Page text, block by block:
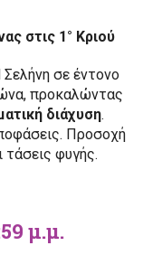
στις 1° Κριού
σε έντονο
προκαλώντας
διάχυση.
Προσοχή
τάσεις φυγής.
μ.μ.